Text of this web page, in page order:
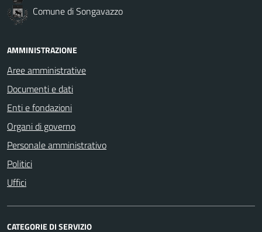
Comune di Songavazzo
AMMINISTRAZIONE
Aree amministrative
Documenti e dati
Enti e fondazioni
Organi di governo
Personale amministrativo
Politici
Uffici
CATEGORIE DI SERVIZIO